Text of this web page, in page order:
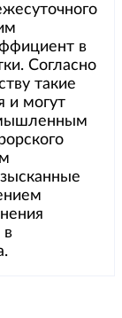
в
Согласно
такие
и могут
в